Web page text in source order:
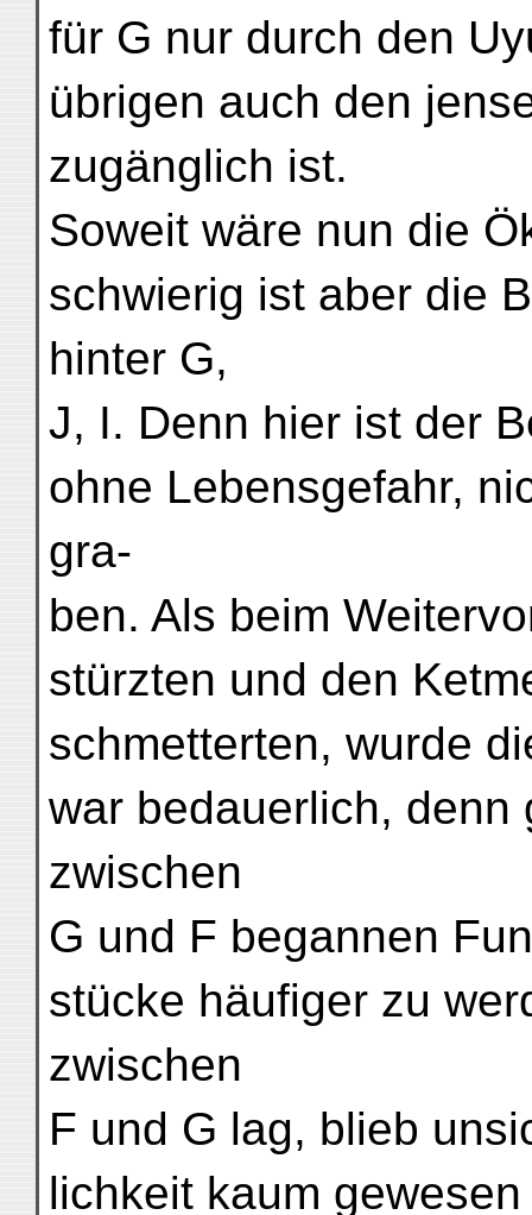
für G nur durch den
übrigen auch den
zugänglich ist.
Soweit wäre nun die
schwierig ist aber die
hinter G,
J, I. Denn hier ist der
ohne Lebensgefahr,
gra-
ben. Als beim
stürzten und den
schmetterten, wurde
war bedauerlich, denn
zwischen
G und F begannen
stücke häufiger zu
zwischen
F und G lag, blieb
lichkeit kaum